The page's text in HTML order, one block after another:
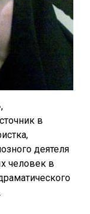
в
деятеля
человек в